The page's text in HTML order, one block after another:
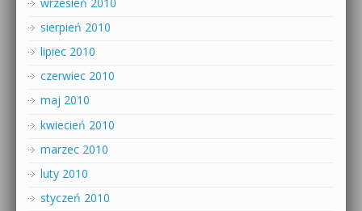
sierpień 2010
lipiec 2010
czerwiec 2010
maj 2010
kwiecień 2010
marzec 2010
luty 2010
styczeń 2010